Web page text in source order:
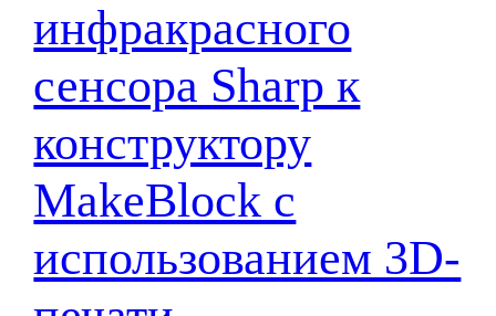
инфракрасного
сенсора Sharp к
конструктору
MakeBlock с
использованием 3D-